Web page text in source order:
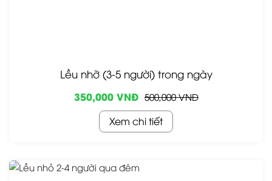
Lều nhỡ (3-5 người) trong ngày
350,000 VNĐ 500,000 VNĐ
Xem chi tiết